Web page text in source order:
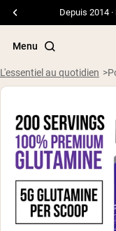
Depuis 2014
Menu
Termes de recherche
”Protein Powder“
”Overnight Oats“
”Vegan protein“
”Collagen“
”Micellar Casein“
L'essentiel au quotidien